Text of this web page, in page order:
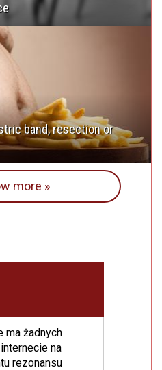
band, resection or
more »
ma żadnych
na
rezonansu